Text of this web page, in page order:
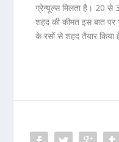
ग्रेन्यूल्स मिलता है। 20 से
शहद की कीमत इस बात पर
के रसों से शहद तैयार किया